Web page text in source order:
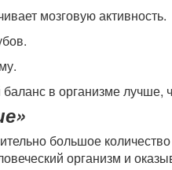
мозговую активность.
в организме лучше,
большое
организм и